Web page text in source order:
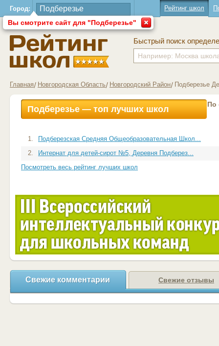
Город:
Вы смотрите сайт для "Подберезье"
Рейтинг школ
Быстрый поиск
Главная Новгородская Область Новгородский Район Подберезье
Подберезье — топ лучших школ По
1.
Подберезская Средняя Общеобразовательная Школ...
2.
Интернат для детей-сирот №5, Деревня Подберез...
Посмотреть весь рейтинг лучших школ
Свежие комментарии Свежие отзывы